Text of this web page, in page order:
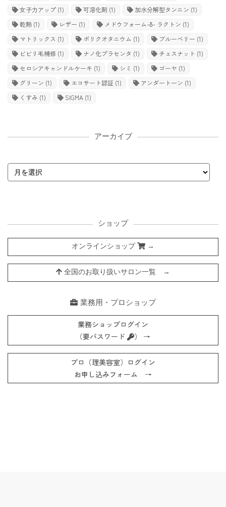
女子力アップ (1) 可溶化剤 (1) 加水分解型タンニン (1)
乾熱 (1) レザー (1) メドウフォーム-δ- ラクトン (1)
マトリックス (1) ポリクオタニウム (1) ブルーベリー (1)
ビビリ毛補修 (1) ナノ化プラセンタ (1) チェスナット (1)
セロシアキャンドルケーキ (1) シミ (1) ゴーヤ (1)
グリーン (1) エコサート認証 (1) アンダートーン (1)
くすみ (1) SIGMA (1)
アーカイブ
ショップ
オンラインショップ →
全国のお取り扱いサロン一覧 →
業務用・プロショップ
業務ショップログイン
（要パスワード
） →
プロ（理美容室）ログイン
お申し込みフォーム →